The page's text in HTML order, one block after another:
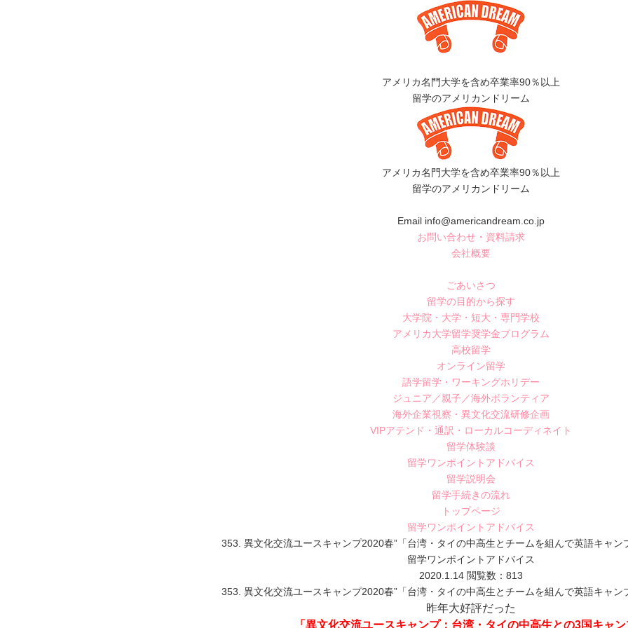
アメリカ名門大学を含め卒業率90％以上
留学のアメリカンドリーム
アメリカ名門大学を含め卒業率90％以上
留学のアメリカンドリーム
Email info@americandream.co.jp
お問い合わせ・資料請求
会社概要
ごあいさつ
留学の目的から探す
大学院・大学・短大・専門学校
アメリカ大学留学奨学金プログラム
高校留学
オンライン留学
語学留学・ワーキングホリデー
ジュニア／親子／海外ボランティア
海外企業視察・異文化交流研修企画
VIPアテンド・通訳・ローカルコーディネイト
留学体験談
留学ワンポイントアドバイス
留学説明会
留学手続きの流れ
トップページ
留学ワンポイントアドバイス
353. 異文化交流ユースキャンプ2020春”「台湾・タイの中高生とチームを組んで英語キャン
留学ワンポイントアドバイス
2020.1.14 閲覧数：813
353. 異文化交流ユースキャンプ2020春”「台湾・タイの中高生とチームを組んで英語キャン
昨年大好評だった
「異文化交流ユースキャンプ：台湾・タイの中高生との3国キャン